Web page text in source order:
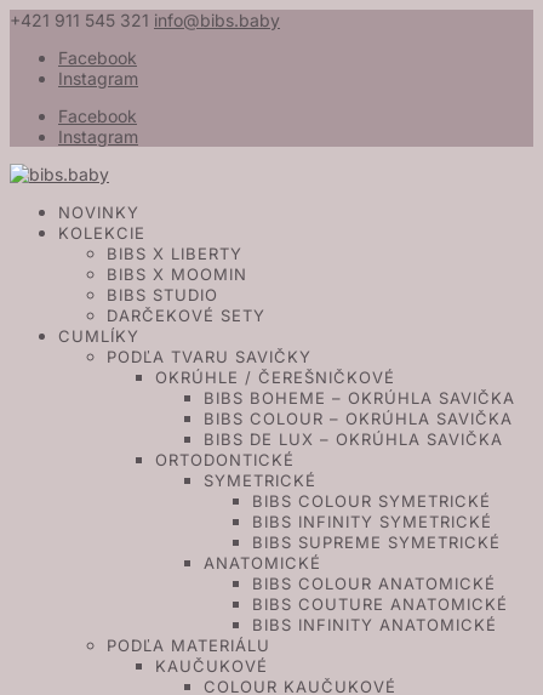
+421 911 545 321 info@bibs.baby
Facebook
Instagram
Facebook
Instagram
NOVINKY
KOLEKCIE
BIBS X LIBERTY
BIBS X MOOMIN
BIBS STUDIO
DARČEKOVÉ SETY
CUMLÍKY
PODĽA TVARU SAVIČKY
OKRÚHLE / ČEREŠNIČKOVÉ
BIBS BOHEME – OKRÚHLA SAVIČKA
BIBS COLOUR – OKRÚHLA SAVIČKA
BIBS DE LUX – OKRÚHLA SAVIČKA
ORTODONTICKÉ
SYMETRICKÉ
BIBS COLOUR SYMETRICKÉ
BIBS INFINITY SYMETRICKÉ
BIBS SUPREME SYMETRICKÉ
ANATOMICKÉ
BIBS COLOUR ANATOMICKÉ
BIBS COUTURE ANATOMICKÉ
BIBS INFINITY ANATOMICKÉ
PODĽA MATERIÁLU
KAUČUKOVÉ
COLOUR KAUČUKOVÉ